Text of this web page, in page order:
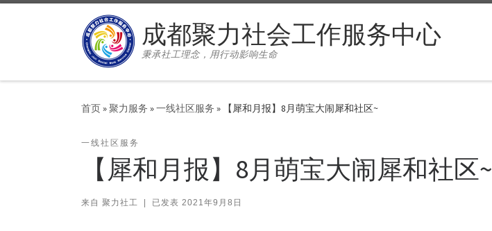
成都聚力社会工作服务中心
秉承社工理念，用行动影响生命
首页»聚力服务 »一线社区服务 » 【犀和月报】8月萌宝大闹犀和社区~
一线社区服务
【犀和月报】8月萌宝大闹犀和社区~
来自 聚力社工 已发表 2021年9月8日